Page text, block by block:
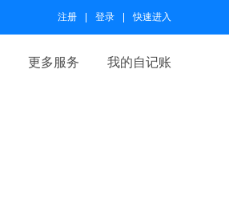
注册 登录 快速进入
更多服务 我的自记账